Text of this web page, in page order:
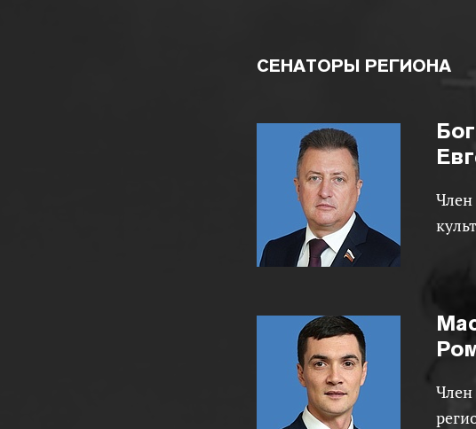
СЕНАТОРЫ РЕГИОНА
Член Комитета Совета Федерации по науке, образованию и
Член Комитета Совета Федерации по федеративному устройству,